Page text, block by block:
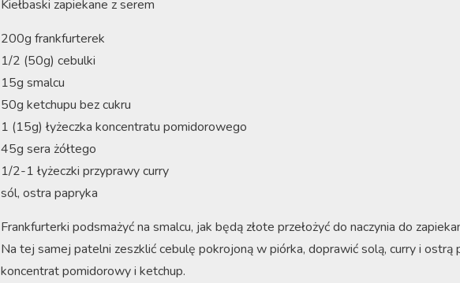
Kiełbaski zapiekane z serem
200g frankfurterek
1/2 (50g) cebulki
15g smalcu
50g ketchupu bez cukru
1 (15g) łyżeczka koncentratu pomidorowego
45g sera żółtego
1/2-1 łyżeczki przyprawy curry
sól, ostra papryka
Frankfurterki podsmażyć na smalcu, jak będą złote przełożyć do naczynia do
Na tej samej patelni zeszklić cebulę pokrojoną w piórka, doprawić solą, curry i ostrą
koncentrat pomidorowy i ketchup.